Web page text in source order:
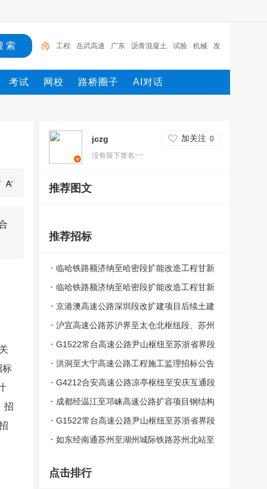
岳武高速 广东 沥青混凝土 试验 机械 发电机
施工 设计 路桥 工程
考试 网校 路桥圈子 AI对话
标
招
jczg 加关注 0
没有留下签名~~
推荐图文
推荐招标
临哈铁路额济纳至哈密段扩能改造工程甘新
省界至哈密段施工总价承包资格预审公告
临哈铁路额济纳至哈密段扩能改造工程甘新
省界至哈密段施工监理资格预审公告
京港澳高速公路深圳段改扩建项目后续土建
工程施工招标公告
沪宜高速公路苏沪界至太仓北枢纽段、苏州
港太仓港区南疏港高速公路HYNSG-JL1、2
标段施工监理招标公告
G1522常台高速公路尹山枢纽至苏浙省界段
扩建工程CTN-JL1、2标段施工监理招标公
告
洪洞至大宁高速公路工程施工监理招标公告
G4212合安高速公路凉亭枢纽至安庆互通段
改扩建工程施工招标公告
成都经温江至邛崃高速公路扩容项目钢结构
施工GJG标段招标公告
G1522常台高速公路尹山枢纽至苏浙省界段
扩建工程主体施工项目CTN-SG4标段招标
如东经南通苏州至湖州城际铁路苏州北站至
TSH-TJ-SG03标段资格预审公告（代招标
点击排行